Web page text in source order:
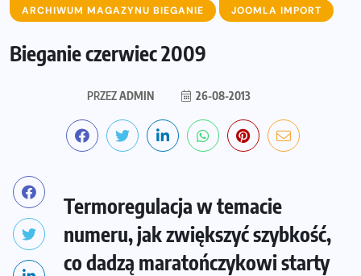
ARCHIWUM MAGAZYNU BIEGANIE JOOMLA IMPORT
Bieganie czerwiec 2009
PRZEZADMIN 26-08-2013
Termoregulacja w temacie
numeru, jak zwiększyć szybkość,
co dadzą maratończykowi starty